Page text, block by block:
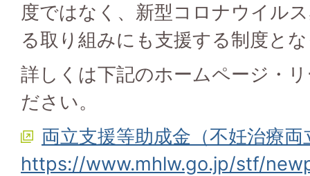
度ではなく、新型コロナウイル
る取り組みにも支援する制度と
詳しくは下記のホームページ・
ださい。
両立支援等助成金（不妊治療
https://www.mhlw.go.jp/stf/